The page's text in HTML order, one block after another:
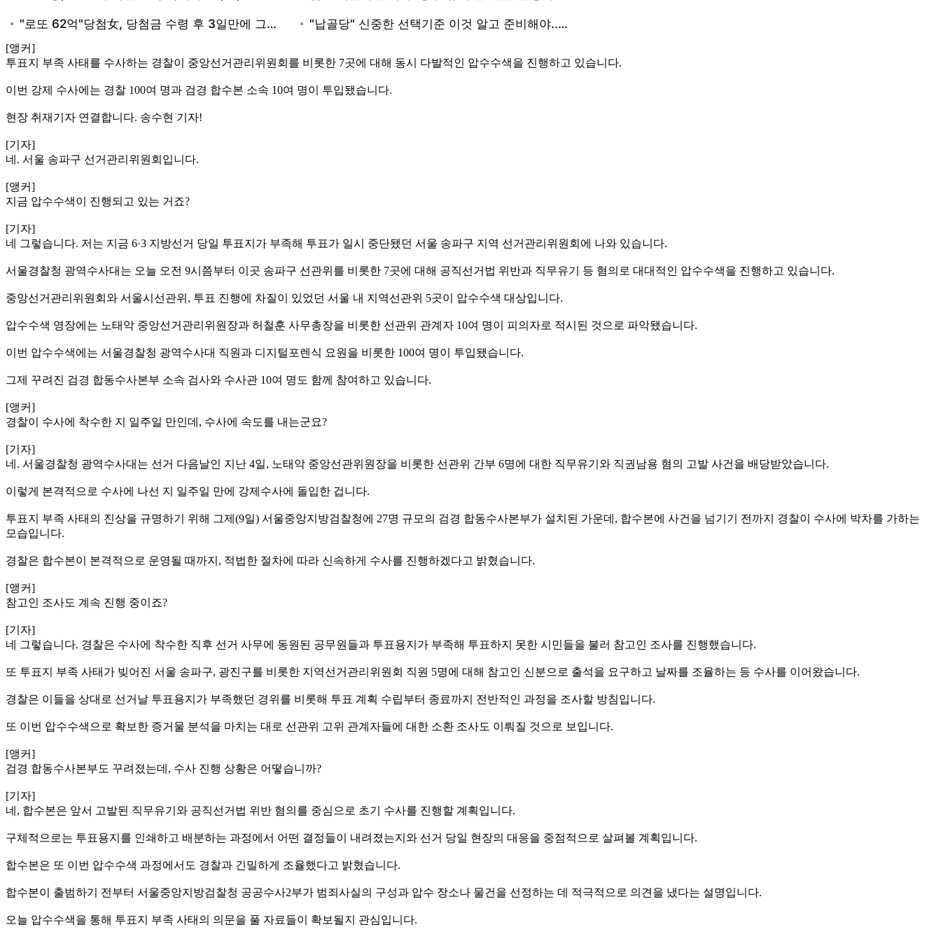
[앵커]
투표지 부족 사태를 수사하는 경찰이 중앙선거관리위원회를 비롯한 7곳에 대해 동시 다발적인 압수수색을 진행하고 있습니다.
이번 강제 수사에는 경찰 100여 명과 검경 합수본 소속 10여 명이 투입됐습니다.
현장 취재기자 연결합니다. 송수현 기자!
[기자]
네. 서울 송파구 선거관리위원회입니다.
[앵커]
지금 압수수색이 진행되고 있는 거죠?
[기자]
네 그렇습니다. 저는 지금 6·3 지방선거 당일 투표지가 부족해 투표가 일시 중단됐던 서울 송파구 지역 선거관리위원회에 나와 있습니다.
서울경찰청 광역수사대는 오늘 오전 9시쯤부터 이곳 송파구 선관위를 비롯한 7곳에 대해 공직선거법 위반과 직무유기 등 혐의로 대대적인 압수수색을 진행하고 있습니다.
중앙선거관리위원회와 서울시선관위, 투표 진행에 차질이 있었던 서울 내 지역선관위 5곳이 압수수색 대상입니다.
압수수색 영장에는 노태악 중앙선거관리위원장과 허철훈 사무총장을 비롯한 선관위 관계자 10여 명이 피의자로 적시된 것으로 파악됐습니다.
이번 압수수색에는 서울경찰청 광역수사대 직원과 디지털포렌식 요원을 비롯한 100여 명이 투입됐습니다.
그제 꾸려진 검경 합동수사본부 소속 검사와 수사관 10여 명도 함께 참여하고 있습니다.
[앵커]
경찰이 수사에 착수한 지 일주일 만인데, 수사에 속도를 내는군요?
[기자]
네. 서울경찰청 광역수사대는 선거 다음날인 지난 4일, 노태악 중앙선관위원장을 비롯한 선관위 간부 6명에 대한 직무유기와 직권남용 혐의 고발 사건을 배당받았습니다.
이렇게 본격적으로 수사에 나선 지 일주일 만에 강제수사에 돌입한 겁니다.
투표지 부족 사태의 진상을 규명하기 위해 그제(9일) 서울중앙지방검찰청에 27명 규모의 검경 합동수사본부가 설치된 가운데, 합수본에 사건을 넘기기 전까지 경찰이 수사에 박차를 가하는
모습입니다.
경찰은 합수본이 본격적으로 운영될 때까지, 적법한 절차에 따라 신속하게 수사를 진행하겠다고 밝혔습니다.
[앵커]
참고인 조사도 계속 진행 중이죠?
[기자]
네 그렇습니다. 경찰은 수사에 착수한 직후 선거 사무에 동원된 공무원들과 투표용지가 부족해 투표하지 못한 시민들을 불러 참고인 조사를 진행했습니다.
또 투표지 부족 사태가 빚어진 서울 송파구, 광진구를 비롯한 지역선거관리위원회 직원 5명에 대해 참고인 신분으로 출석을 요구하고 날짜를 조율하는 등 수사를 이어왔습니다.
경찰은 이들을 상대로 선거날 투표용지가 부족했던 경위를 비롯해 투표 계획 수립부터 종료까지 전반적인 과정을 조사할 방침입니다.
또 이번 압수수색으로 확보한 증거물 분석을 마치는 대로 선관위 고위 관계자들에 대한 소환 조사도 이뤄질 것으로 보입니다.
[앵커]
검경 합동수사본부도 꾸려졌는데, 수사 진행 상황은 어떻습니까?
[기자]
네, 합수본은 앞서 고발된 직무유기와 공직선거법 위반 혐의를 중심으로 초기 수사를 진행할 계획입니다.
구체적으로는 투표용지를 인쇄하고 배분하는 과정에서 어떤 결정들이 내려졌는지와 선거 당일 현장의 대응을 중점적으로 살펴볼 계획입니다.
합수본은 또 이번 압수수색 과정에서도 경찰과 긴밀하게 조율했다고 밝혔습니다.
합수본이 출범하기 전부터 서울중앙지방검찰청 공공수사2부가 범죄사실의 구성과 압수 장소나 물건을 선정하는 데 적극적으로 의견을 냈다는 설명입니다.
오늘 압수수색을 통해 투표지 부족 사태의 의문을 풀 자료들이 확보될지 관심입니다.